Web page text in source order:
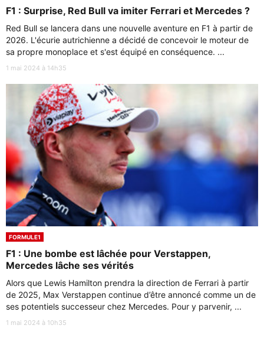
F1 : Surprise, Red Bull va imiter Ferrari et Mercedes ?
Red Bull se lancera dans une nouvelle aventure en F1 à partir de
2026. L'écurie autrichienne a décidé de concevoir le moteur de
sa propre monoplace et s'est équipé en conséquence. ...
1 mai 2024 à 14h35
FORMULE1
F1 : Une bombe est lâchée pour Verstappen,
Mercedes lâche ses vérités
Alors que Lewis Hamilton prendra la direction de Ferrari à partir
de 2025, Max Verstappen continue d’être annoncé comme un de
ses potentiels successeur chez Mercedes. Pour y parvenir, ...
1 mai 2024 à 10h35